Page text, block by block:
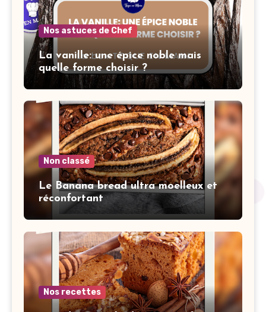
Nos astuces de Chef
La vanille: une épice noble mais
quelle forme choisir ?
Non classé
Le Banana bread ultra moelleux et
réconfortant
Nos recettes